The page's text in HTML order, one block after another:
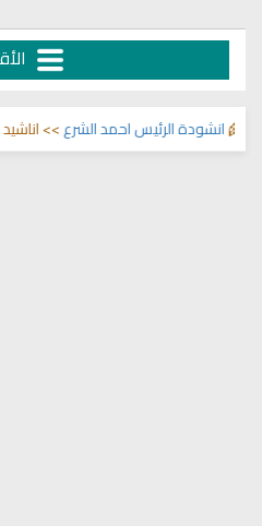
انشودة الرئيس احمد الشرع>> اناشيد